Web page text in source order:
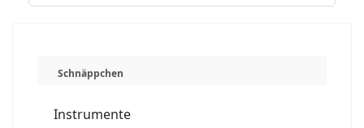
Schnäppchen
Instrumente